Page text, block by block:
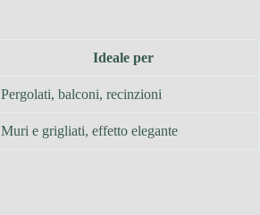
Ideale per
Pergolati, balconi, recinzioni
Muri e grigliati, effetto elegante